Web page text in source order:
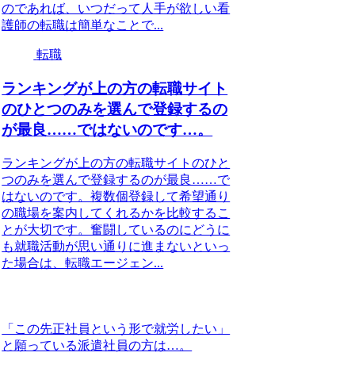
のであれば、いつだって人手が欲しい看
護師の転職は簡単なことで...
転職
ランキングが上の方の転職サイト
のひとつのみを選んで登録するの
が最良……ではないのです…。
ランキングが上の方の転職サイトのひと
つのみを選んで登録するのが最良……で
はないのです。複数個登録して希望通り
の職場を案内してくれるかを比較するこ
とが大切です。奮闘しているのにどうに
も就職活動が思い通りに進まないといっ
た場合は、転職エージェン...
「この先正社員という形で就労したい」
と願っている派遣社員の方は…。